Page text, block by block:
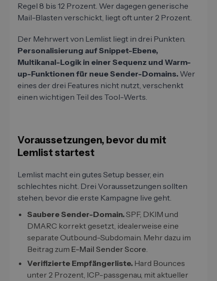
Regel 8 bis 12 Prozent. Wer dagegen generische
Mail-Blasten verschickt, liegt oft unter 2 Prozent.
Der Mehrwert von Lemlist liegt in drei Punkten.
Personalisierung auf Snippet-Ebene,
Multikanal-Logik in einer Sequenz und Warm-
up-Funktionen für neue Sender-Domains. Wer
eines der drei Features nicht nutzt, verschenkt
einen wichtigen Teil des Tool-Werts.
Voraussetzungen, bevor du mit
Lemlist startest
Lemlist macht ein gutes Setup besser, ein
schlechtes nicht. Drei Voraussetzungen sollten
stehen, bevor die erste Kampagne live geht.
Saubere Sender-Domain.SPF, DKIM und
DMARC korrekt gesetzt, idealerweise eine
separate Outbound-Subdomain. Mehr dazu im
Beitrag zum E-Mail Sender Score.
Verifizierte Empfängerliste. Hard Bounces
unter 2 Prozent, ICP-passgenau, mit aktueller